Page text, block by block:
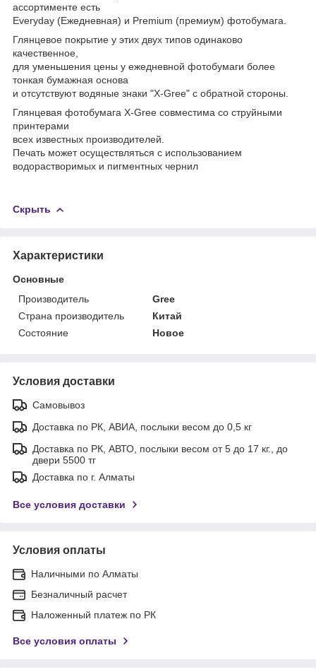
ассортименте есть
Everyday (Ежедневная) и Premium (премиум) фотобумага.
Глянцевое покрытие у этих двух типов одинаково
качественное,
для уменьшения цены у ежедневной фотобумаги более
тонкая бумажная основа
и отсутствуют водяные знаки "X-Gree" с обратной стороны.
Глянцевая фотобумага X-Gree совместима со струйными
принтерами
всех известных производителей.
Печать может осуществляться с использованием
водорастворимых и пигментных чернил
Скрыть
Характеристики
Основные
Производитель
Gree
Страна производитель
Китай
Состояние
Новое
Условия доставки
Самовывоз
Доставка по РК, АВИА, послыки весом до 0,5 кг
Доставка по РК, АВТО, послыки весом от 5 до 17 кг., до
двери 5500 тг
Доставка по г. Алматы
Все условия доставки
Условия оплаты
Наличными по Алматы
Безналичный расчет
Наложенный платеж по РК
Все условия оплаты